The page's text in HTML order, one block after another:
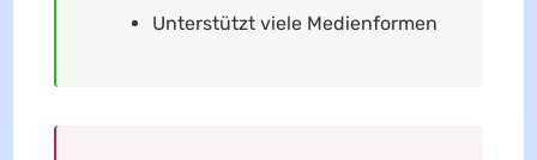
Unterstützt viele Medienformen